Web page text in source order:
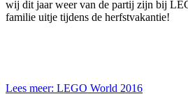
wij dit jaar weer van de partij zijn bij
familie uitje tijdens de herfstvakantie!
Lees meer: LEGO World 2016